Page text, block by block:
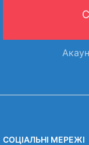
СОЦІАЛЬНІ МЕРЕЖІ